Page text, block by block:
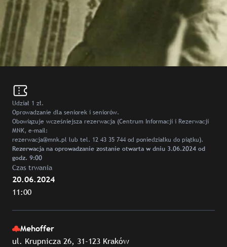
Udział 1 zł.
Oprowadzanie dla seniorek i seniorów.
Obowiązuje wcześniejsza rezerwacja (Centrum Informacji i Rezerwacji
MNK, e-mail:
rezerwacja@mnk.pl lub tel. 12 43 35 744 od poniedziałku do piątku).
Rezerwacja na oprowadzanie zostanie otwarta w dniu 3.06.2024 od
godz. 9:00
Czas trwania
20.06.2024
11:00
Mehoffer
ul. Krupnicza 26, 31-123 Kraków